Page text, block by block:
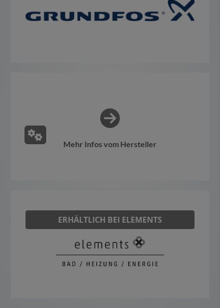
Mehr Infos vom Hersteller
ERHÄLTLICH BEI ELEMENTS